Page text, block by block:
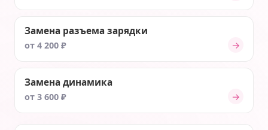
Замена разъема зарядки
от 4 200 ₽ →
Замена динамика
от 3 600 ₽ →